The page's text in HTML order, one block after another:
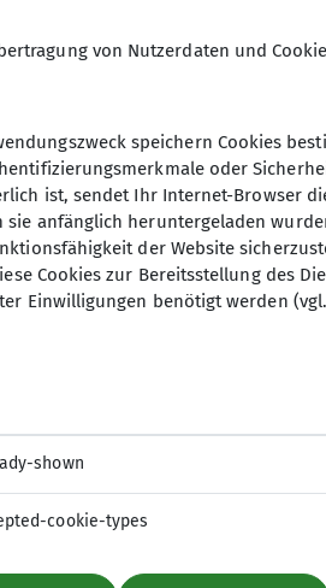
Spraywall bringt frischen
mit vielen verschiedensten
frei eigene Boulder
der Kletter-Community.
herunter.
fort.
von Nutzerdaten und
speichern Cookies
oder
ist, sendet Ihr Internet-Browser
sie anfänglich heruntergeladen
der Website
Cookies zur Bereitsstellung des
Einwilligungen benötigt werden
shown
cookie-types